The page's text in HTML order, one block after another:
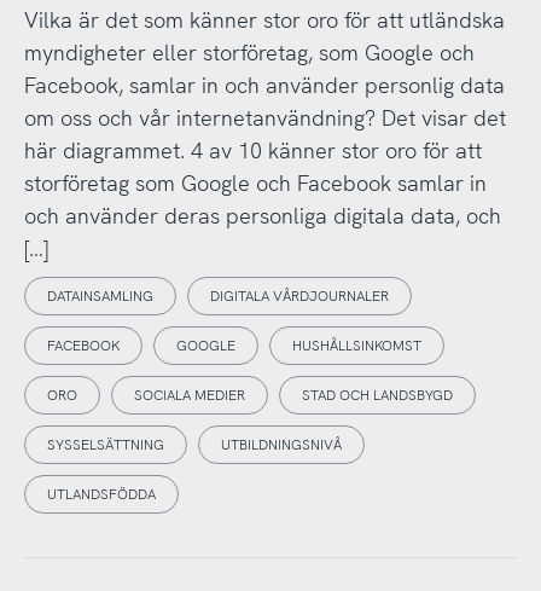
Vilka är det som känner stor oro för att utländska
myndigheter eller storföretag, som Google och
Facebook, samlar in och använder personlig data
om oss och vår internetanvändning? Det visar det
här diagrammet. 4 av 10 känner stor oro för att
storföretag som Google och Facebook samlar in
och använder deras personliga digitala data, och
[…]
DATAINSAMLING DIGITALA VÅRDJOURNALER
FACEBOOK GOOGLE HUSHÅLLSINKOMST
ORO SOCIALA MEDIER STAD OCH LANDSBYGD
SYSSELSÄTTNING UTBILDNINGSNIVÅ
UTLANDSFÖDDA